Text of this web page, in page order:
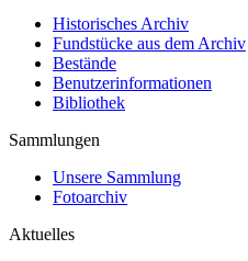
Historisches Archiv
Fundstücke aus dem Archiv
Bestände
Benutzerinformationen
Bibliothek
Sammlungen
Unsere Sammlung
Fotoarchiv
Aktuelles